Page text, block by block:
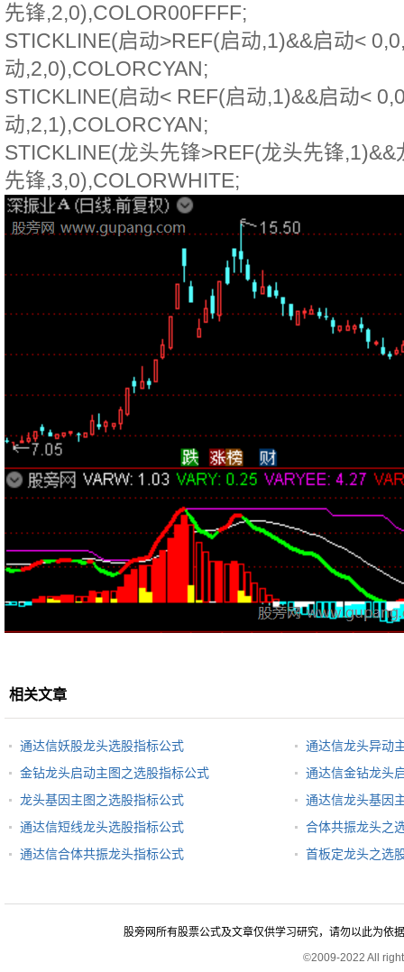
先锋,2,0),COLOR00FFFF;
STICKLINE(启动>REF(启动,1)&&启动<
动,2,0),COLORCYAN;
STICKLINE(启动< REF(启动,1)&&启动<
动,2,1),COLORCYAN;
STICKLINE(龙头先锋>REF(龙头先锋,1)&&
先锋,3,0),COLORWHITE;
相关文章
通达信妖股龙头选股指标公式
通达信龙头异动
金钻龙头启动主图之选股指标公式
通达信金钻龙头
龙头基因主图之选股指标公式
通达信龙头基因
通达信短线龙头选股指标公式
合体共振龙头之
通达信合体共振龙头指标公式
首板定龙头之选
股旁网所有股票公式及文章仅供学习研究，请勿以此为依
©2009-2022 All